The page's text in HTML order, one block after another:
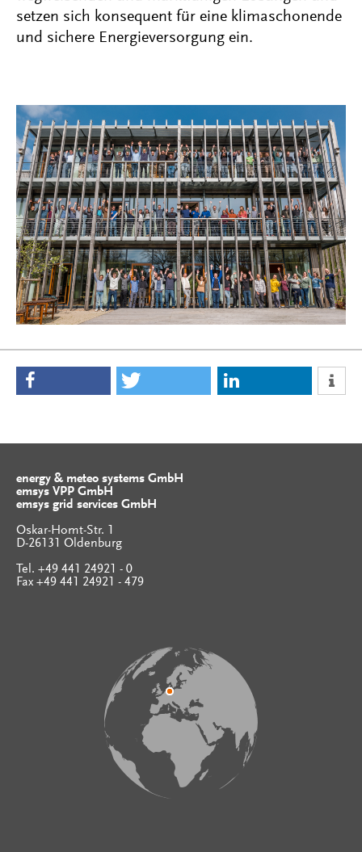
setzen sich konsequent für eine klimaschonende
und sichere Energieversorgung ein.
energy & meteo systems GmbH
emsys VPP GmbH
emsys grid services GmbH
Oskar-Homt-Str. 1
D-26131 Oldenburg
Tel. +49 441 24921 - 0
Fax +49 441 24921 - 479